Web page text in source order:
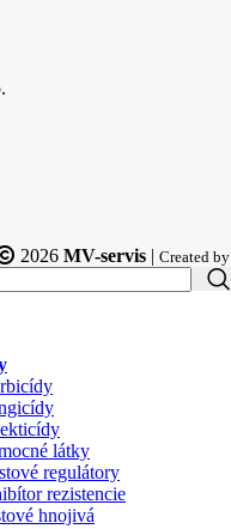
2026 MV-servis | Created by
látky
regulátory
rezistencie
hnojivá